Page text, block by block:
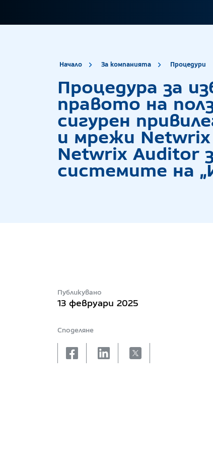
Начало За компанията Процедури
Процедура за
правото на
сигурен
и мрежи Netwrix
Netwrix Auditor
системите на
Публикувано
13 февруари 2025
Споделяне
facebooklinkedinX